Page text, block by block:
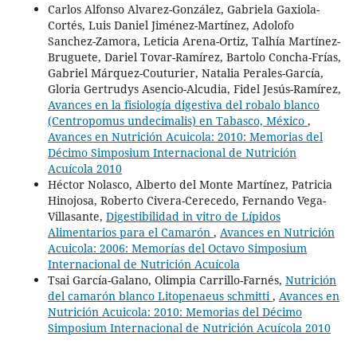
Carlos Alfonso Alvarez-González, Gabriela Gaxiola-
Cortés, Luis Daniel Jiménez-Martínez, Adolofo
Sanchez-Zamora, Leticia Arena-Ortiz, Talhía Martínez-
Bruguete, Dariel Tovar-Ramírez, Bartolo Concha-Frías,
Gabriel Márquez-Couturier, Natalia Perales-García,
Gloria Gertrudys Asencio-Alcudia, Fidel Jesús-Ramírez,
Avances en la fisiología digestiva del robalo blanco
(Centropomus undecimalis) en Tabasco, México ,
Avances en Nutrición Acuicola: 2010: Memorias del
Décimo Simposium Internacional de Nutrición
Acuícola 2010
Héctor Nolasco, Alberto del Monte Martínez, Patricia
Hinojosa, Roberto Civera-Cerecedo, Fernando Vega-
Villasante, Digestibilidad in vitro de Lípidos
Alimentarios para el Camarón , Avances en Nutrición
Acuicola: 2006: Memorías del Octavo Simposium
Internacional de Nutrición Acuícola
Tsai García-Galano, Olimpia Carrillo-Farnés, Nutrición
del camarón blanco Litopenaeus schmitti, Avances en
Nutrición Acuicola: 2010: Memorias del Décimo
Simposium Internacional de Nutrición Acuícola 2010